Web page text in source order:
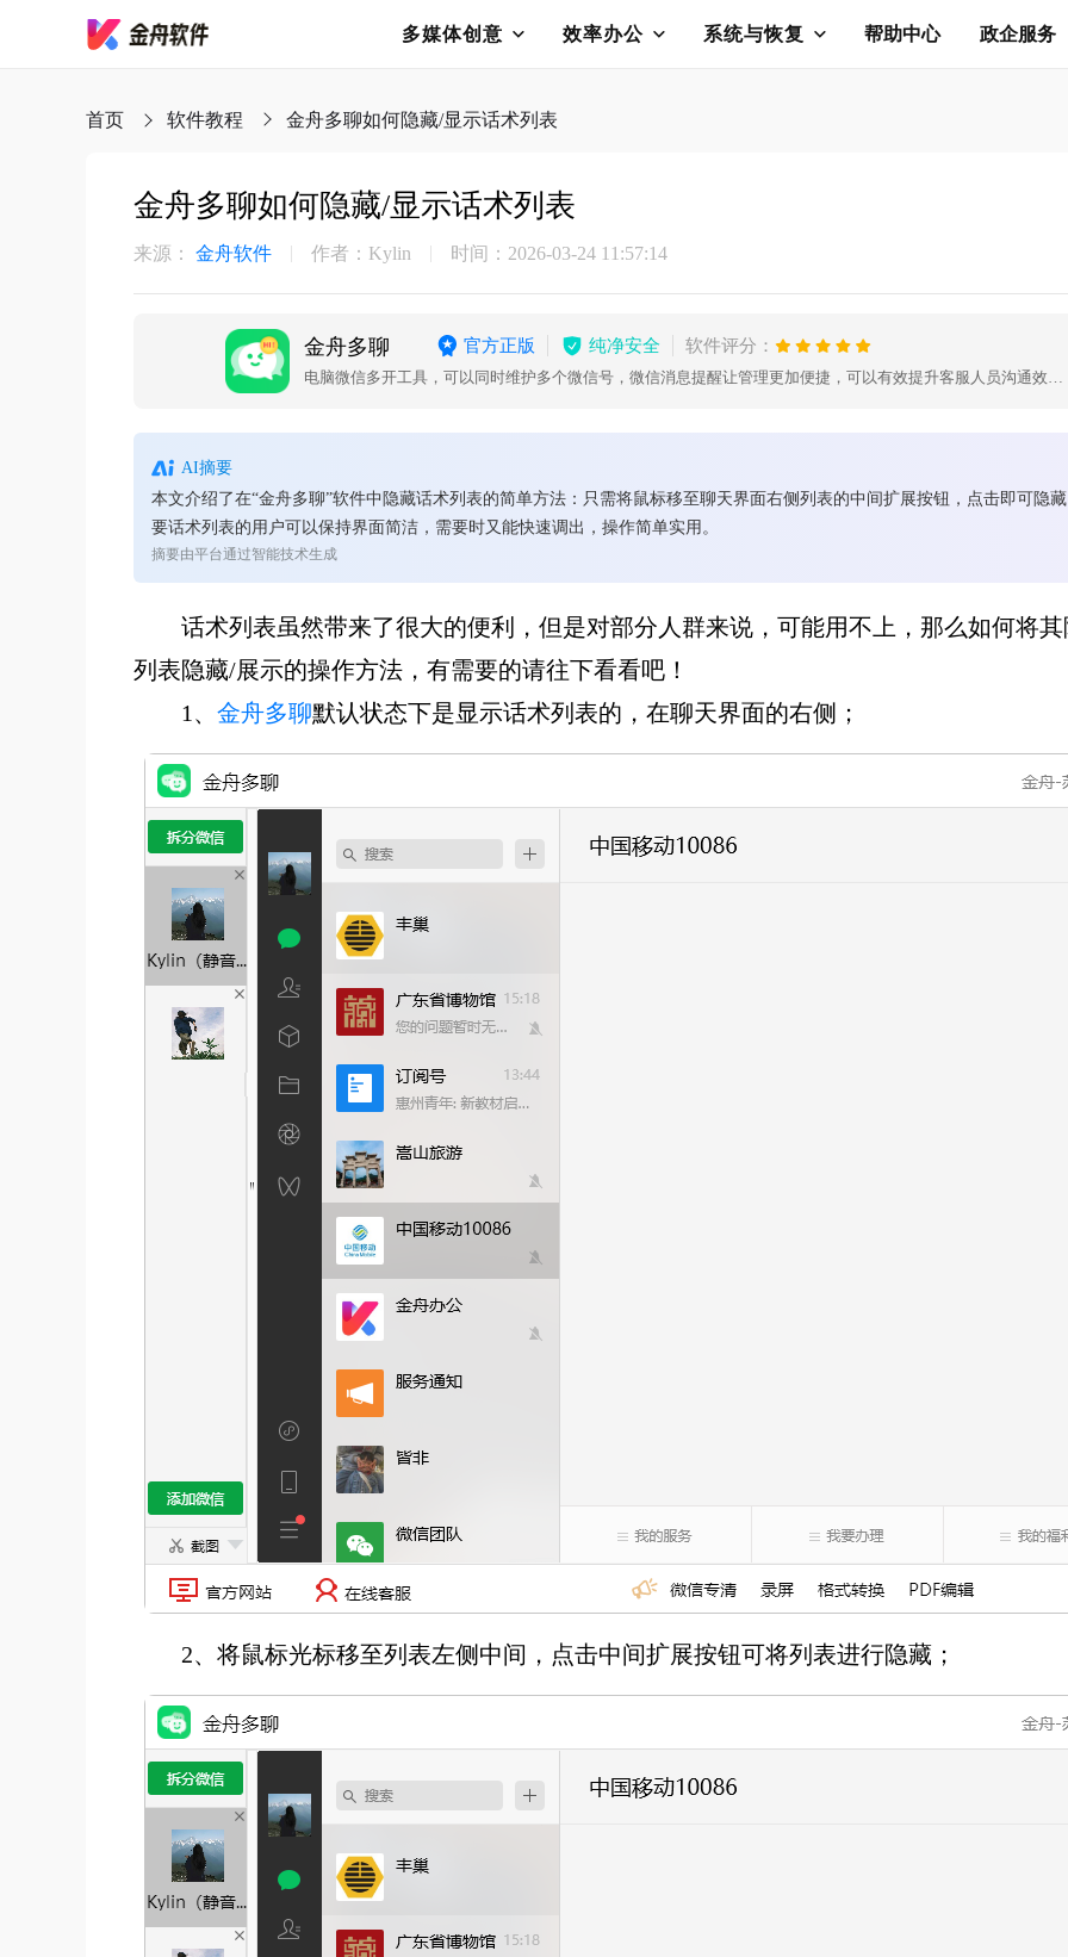
多媒体创意 效率办公 系统与恢复 帮助中心 政企服务
首页 软件教程 金舟多聊如何隐藏/显示话术列表
金舟多聊如何隐藏/显示话术列表
来源： 金舟软件 作者：Kylin 时间：2026-03-24 11:57:14
金舟多聊 官方正版 纯净安全 软件评分：
电脑微信多开工具，可以同时维护多个微信号，微信消息提醒让管理更加便捷，可以有效提升客服人员沟通效率，帮助企业用更少的客服，服务更多客户。
AI摘要
本文介绍了在“金舟多聊”软件中隐藏话术列表的简单方法：只需将鼠标移至聊天界面右侧列表的中间扩展按钮，点击即可隐
要话术列表的用户可以保持界面简洁，需要时又能快速调出，操作简单实用。
摘要由平台通过智能技术生成
话术列表虽然带来了很大的便利，但是对部分人群来说，可能用不上，那么如何将
列表隐藏/展示的操作方法，有需要的请往下看看吧！
1、 金舟多聊默认状态下是显示话术列表的，在聊天界面的右侧；
2、将鼠标光标移至列表左侧中间，点击中间扩展按钮可将列表进行隐藏；